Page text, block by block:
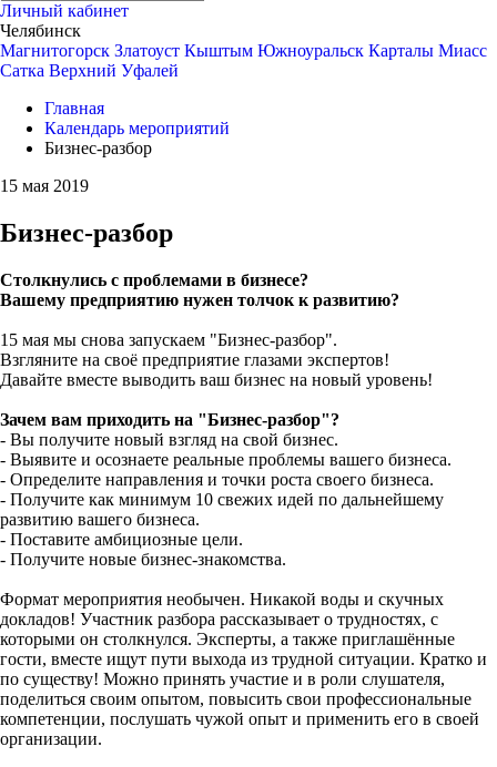
Личный кабинет
Челябинск
Магнитогорск Златоуст Кыштым Южноуральск Карталы Миасс
Сатка Верхний Уфалей
Главная
Календарь мероприятий
Бизнес-разбор
15 мая 2019
Бизнес-разбор
Столкнулись с проблемами в бизнесе?
Вашему предприятию нужен толчок к развитию?
15 мая мы снова запускаем "Бизнес-разбор".
Взгляните на своё предприятие глазами экспертов!
Давайте вместе выводить ваш бизнес на новый уровень!
Зачем вам приходить на "Бизнес-разбор"?
- Вы получите новый взгляд на свой бизнес.
- Выявите и осознаете реальные проблемы вашего бизнеса.
- Определите направления и точки роста своего бизнеса.
- Получите как минимум 10 свежих идей по дальнейшему
развитию вашего бизнеса.
- Поставите амбициозные цели.
- Получите новые бизнес-знакомства.
Формат мероприятия необычен. Никакой воды и скучных
докладов! Участник разбора рассказывает о трудностях, с
которыми он столкнулся. Эксперты, а также приглашённые
гости, вместе ищут пути выхода из трудной ситуации. Кратко и
по существу! Можно принять участие и в роли слушателя,
поделиться своим опытом, повысить свои профессиональные
компетенции, послушать чужой опыт и применить его в своей
организации.